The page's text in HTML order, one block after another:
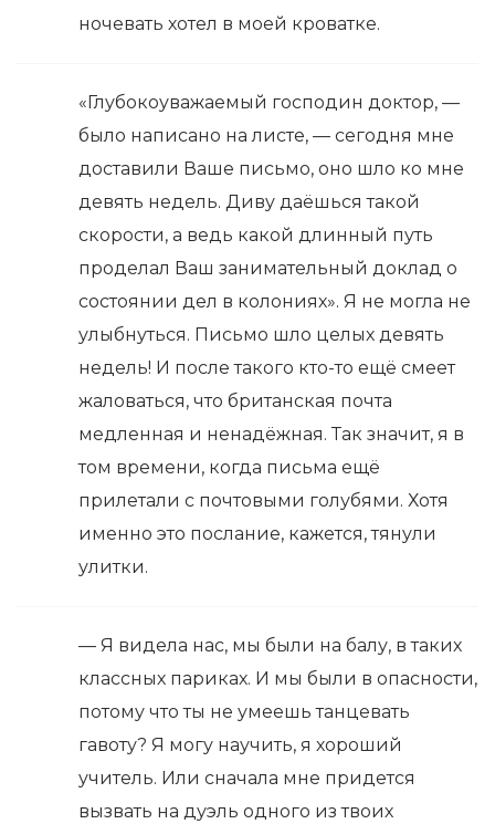
ночевать хотел в моей кроватке.
«Глубокоуважаемый господин доктор, —
было написано на листе, — сегодня мне
доставили Ваше письмо, оно шло ко мне
девять недель. Диву даёшься такой
скорости, а ведь какой длинный путь
проделал Ваш занимательный доклад о
состоянии дел в колониях». Я не могла не
улыбнуться. Письмо шло целых девять
недель! И после такого кто-то ещё смеет
жаловаться, что британская почта
медленная и ненадёжная. Так значит, я в
том времени, когда письма ещё
прилетали с почтовыми голубями. Хотя
именно это послание, кажется, тянули
улитки.
— Я видела нас, мы были на балу, в таких
классных париках. И мы были в опасности,
потому что ты не умеешь танцевать
гавоту? Я могу научить, я хороший
учитель. Или сначала мне придется
вызвать на дуэль одного из твоих